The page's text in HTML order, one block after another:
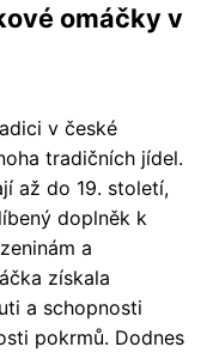
omáčky v
v české
tradičních jídel.
až do 19. století,
doplněk k
a
získala
a schopnosti
pokrmů. Dodnes